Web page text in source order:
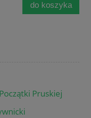
do koszyka
Pruskiej